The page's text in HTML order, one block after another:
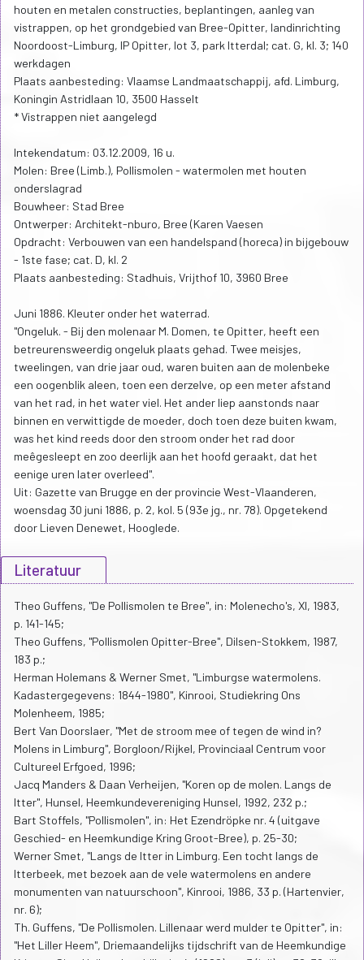
houten en metalen constructies, beplantingen, aanleg van
vistrappen, op het grondgebied van Bree-Opitter, landinrichting
Noordoost-Limburg, IP Opitter, lot 3, park Itterdal; cat. G, kl. 3; 140
werkdagen
Plaats aanbesteding: Vlaamse Landmaatschappij, afd. Limburg,
Koningin Astridlaan 10, 3500 Hasselt
* Vistrappen niet aangelegd
Intekendatum: 03.12.2009, 16 u.
Molen: Bree (Limb.), Pollismolen - watermolen met houten
onderslagrad
Bouwheer: Stad Bree
Ontwerper: Architekt-nburo, Bree (Karen Vaesen
Opdracht: Verbouwen van een handelspand (horeca) in bijgebouw
- 1ste fase; cat. D, kl. 2
Plaats aanbesteding: Stadhuis, Vrijthof 10, 3960 Bree
Juni 1886. Kleuter onder het waterrad.
"Ongeluk. - Bij den molenaar M. Domen, te Opitter, heeft een
betreurensweerdig ongeluk plaats gehad. Twee meisjes,
tweelingen, van drie jaar oud, waren buiten aan de molenbeke
een oogenblik aleen, toen een derzelve, op een meter afstand
van het rad, in het water viel. Het ander liep aanstonds naar
binnen en verwittigde de moeder, doch toen deze buiten kwam,
was het kind reeds door den stroom onder het rad door
meêgesleept en zoo deerlijk aan het hoofd geraakt, dat het
eenige uren later overleed".
Uit: Gazette van Brugge en der provincie West-Vlaanderen,
woensdag 30 juni 1886, p. 2, kol. 5 (93e jg., nr. 78). Opgetekend
door Lieven Denewet, Hooglede.
Literatuur
Theo Guffens, "De Pollismolen te Bree", in: Molenecho's, XI, 1983,
p. 141-145;
Theo Guffens, "Pollismolen Opitter-Bree", Dilsen-Stokkem, 1987,
183 p.;
Herman Holemans & Werner Smet, "Limburgse watermolens.
Kadastergegevens: 1844-1980", Kinrooi, Studiekring Ons
Molenheem, 1985;
Bert Van Doorslaer, "Met de stroom mee of tegen de wind in?
Molens in Limburg", Borgloon/Rijkel, Provinciaal Centrum voor
Cultureel Erfgoed, 1996;
Jacq Manders & Daan Verheijen, "Koren op de molen. Langs de
Itter", Hunsel, Heemkundevereniging Hunsel, 1992, 232 p.;
Bart Stoffels, "Pollismolen", in: Het Ezendröpke nr. 4 (uitgave
Geschied- en Heemkundige Kring Groot-Bree), p. 25-30;
Werner Smet, "Langs de Itter in Limburg. Een tocht langs de
Itterbeek, met bezoek aan de vele watermolens en andere
monumenten van natuurschoon", Kinrooi, 1986, 33 p. (Hartenvier,
nr. 6);
Th. Guffens, "De Pollismolen. Lillenaar werd mulder te Opitter", in:
"Het Liller Heem", Driemaandelijks tijdschrift van de Heemkundige